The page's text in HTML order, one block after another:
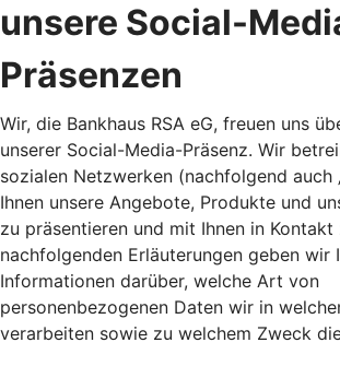
unsere Social-
Präsenzen
Wir, die Bankhaus RSA eG, freuen uns
unserer Social-Media-Präsenz. Wir
sozialen Netzwerken (nachfolgend auch
Ihnen unsere Angebote, Produkte und
zu präsentieren und mit Ihnen in
nachfolgenden Erläuterungen geben wir
Informationen darüber, welche Art von
personenbezogenen Daten wir in
verarbeiten sowie zu welchem Zweck